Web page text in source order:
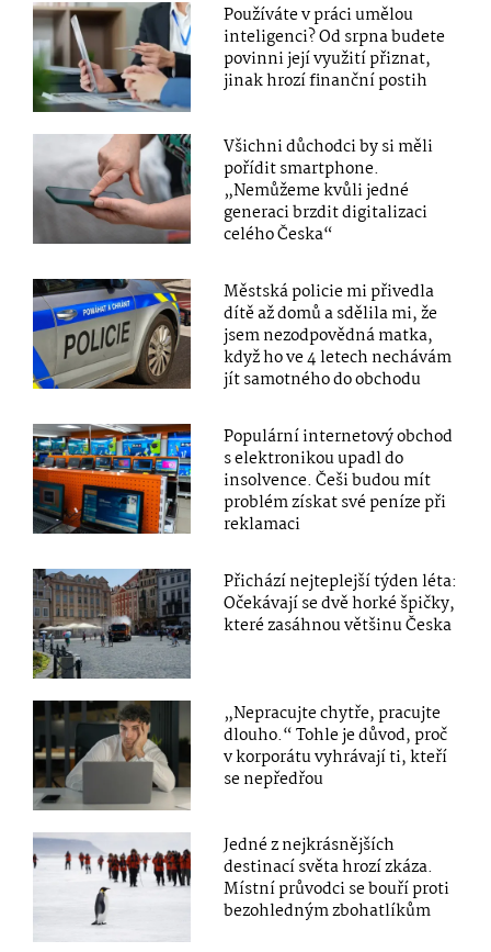
Používáte v práci umělou
inteligenci? Od srpna budete
povinni její využití přiznat,
jinak hrozí finanční postih
Všichni důchodci by si měli
pořídit smartphone.
„Nemůžeme kvůli jedné
generaci brzdit digitalizaci
celého Česka“
Městská policie mi přivedla
dítě až domů a sdělila mi, že
jsem nezodpovědná matka,
když ho ve 4 letech nechávám
jít samotného do obchodu
Populární internetový obchod
s elektronikou upadl do
insolvence. Češi budou mít
problém získat své peníze při
reklamaci
Přichází nejteplejší týden léta:
Očekávají se dvě horké špičky,
které zasáhnou většinu Česka
„Nepracujte chytře, pracujte
dlouho.“ Tohle je důvod, proč
v korporátu vyhrávají ti, kteří
se nepředřou
Jedné z nejkrásnějších
destinací světa hrozí zkáza.
Místní průvodci se bouří proti
bezohledným zbohatlíkům